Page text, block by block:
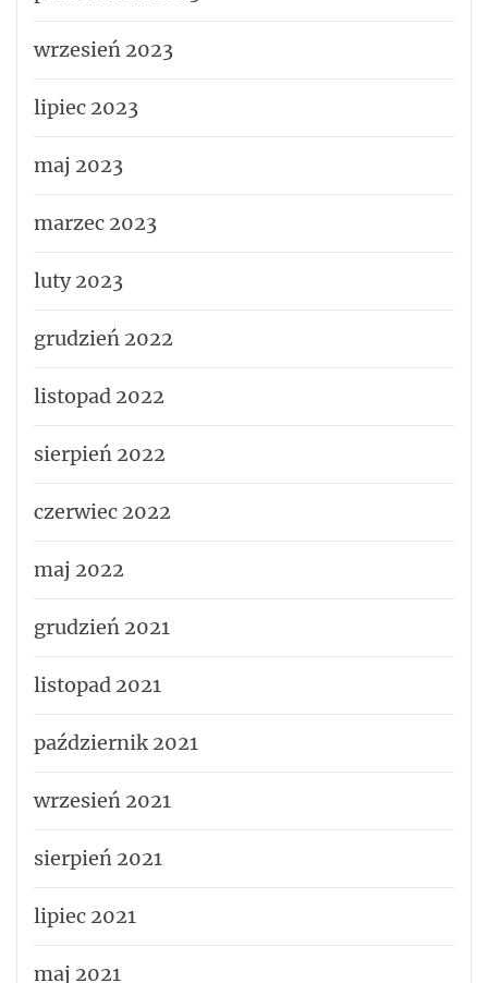
wrzesień 2023
lipiec 2023
maj 2023
marzec 2023
luty 2023
grudzień 2022
listopad 2022
sierpień 2022
czerwiec 2022
maj 2022
grudzień 2021
listopad 2021
październik 2021
wrzesień 2021
sierpień 2021
lipiec 2021
maj 2021